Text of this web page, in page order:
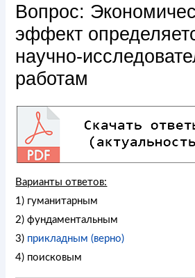
Вопрос:
эффект
научно-
работам
Варианты ответов:
1) гуманитарным
2) фундаментальным
3) прикладным (верно)
4) поисковым